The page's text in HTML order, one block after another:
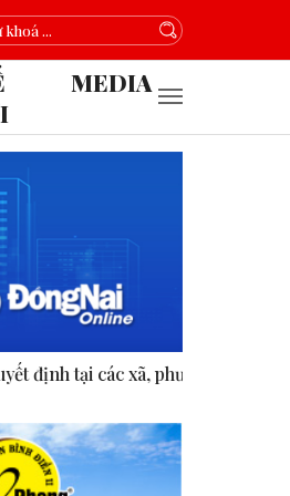
MEDIA
các xã, phường. ASEAN thúc